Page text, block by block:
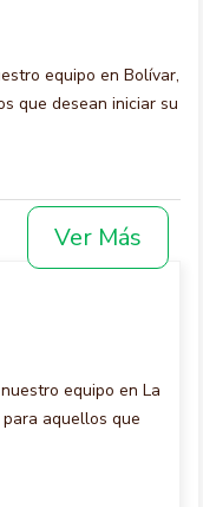
equipo en Bolívar,
que desean iniciar su
Ver Más
equipo en La
aquellos que